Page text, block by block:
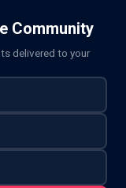
Community
delivered to your